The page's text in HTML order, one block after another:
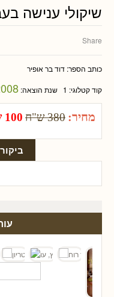
שיקולי ענישה
Share
כותב הספר: דוד בר אופיר
קוד קטלוגי: 1 שנת הוצאה:
מחיר: 380 ש"ח 100 ש"ח